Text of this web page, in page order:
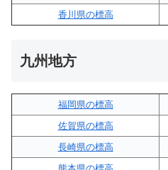
香川県の標高
九州地方
福岡県の標高
佐賀県の標高
長崎県の標高